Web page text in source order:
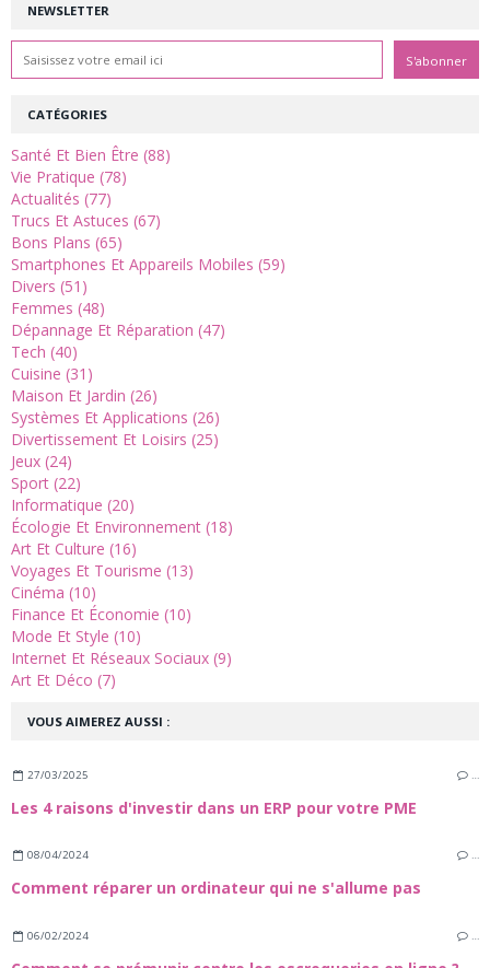
NEWSLETTER
VOUS AIMEREZ AUSSI :
27/03/2025 …
Les 4 raisons d'investir dans un ERP pour votre PME
08/04/2024 …
Comment réparer un ordinateur qui ne s'allume pas
06/02/2024 …
CATÉGORIES
Santé Et Bien Être (88)
Vie Pratique (78)
Actualités (77)
Trucs Et Astuces (67)
Bons Plans (65)
Smartphones Et Appareils Mobiles (59)
Divers (51)
Femmes (48)
Dépannage Et Réparation (47)
Tech (40)
Cuisine (31)
Maison Et Jardin (26)
Systèmes Et Applications (26)
Divertissement Et Loisirs (25)
Jeux (24)
Sport (22)
Informatique (20)
Écologie Et Environnement (18)
Art Et Culture (16)
Voyages Et Tourisme (13)
Cinéma (10)
Finance Et Économie (10)
Mode Et Style (10)
Internet Et Réseaux Sociaux (9)
Art Et Déco (7)